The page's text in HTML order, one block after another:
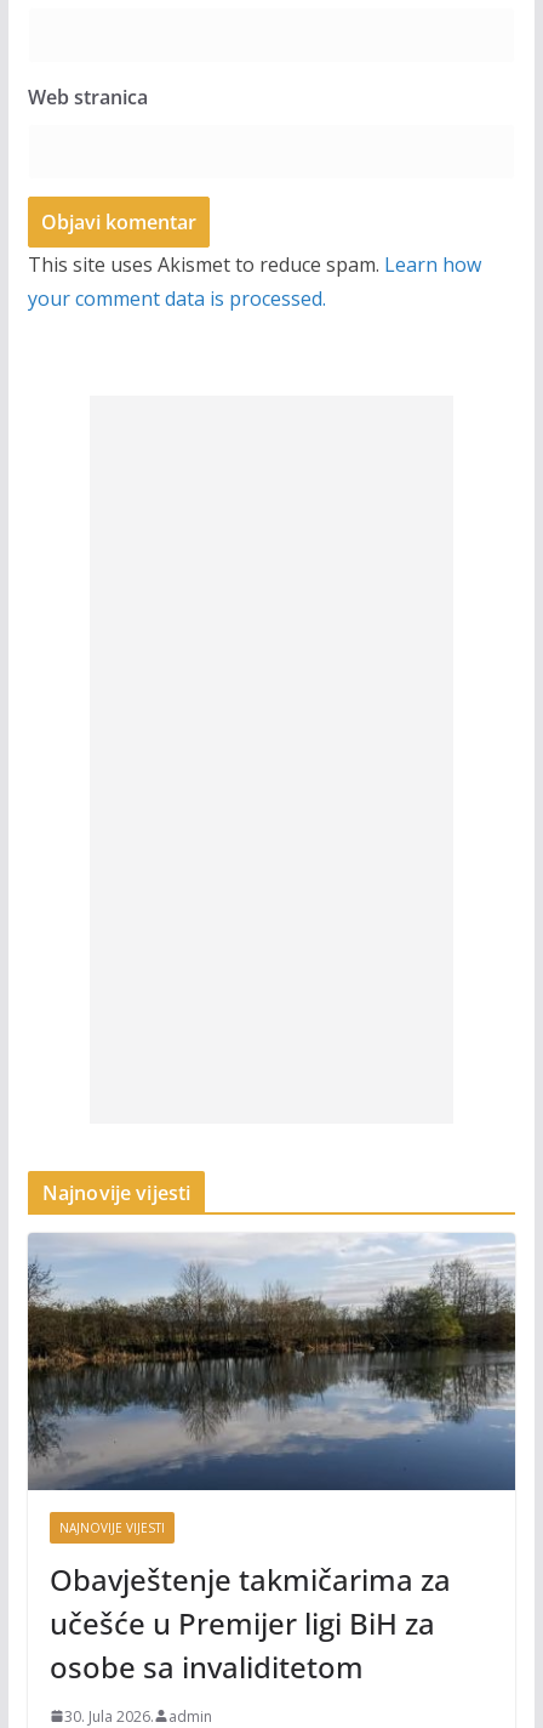
Web stranica
This site uses Akismet to reduce spam. Learn how
your comment data is processed.
Najnovije vijesti
NAJNOVIJE VIJESTI
Obavještenje takmičarima za
učešće u Premijer ligi BiH za
osobe sa invaliditetom
30. Jula 2026. admin